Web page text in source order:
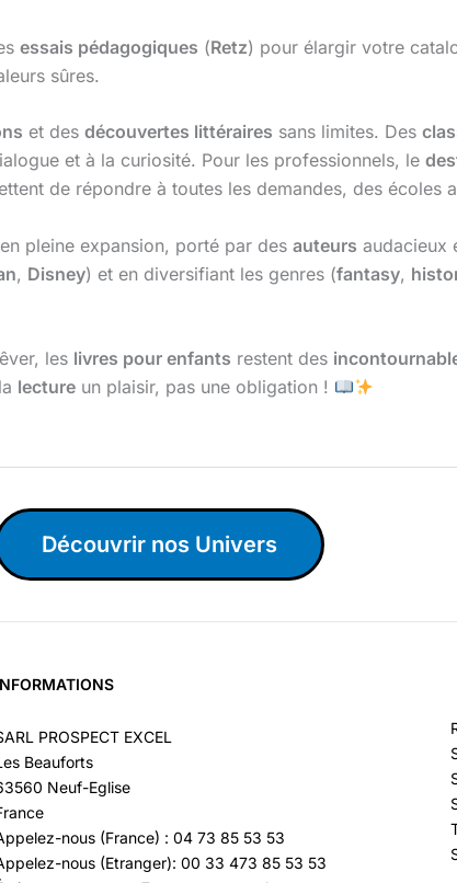
essais pédagogiques (Retz) pour élargir votre
sûres.
et des découvertes littéraires sans limites. Des
et à la curiosité. Pour les professionnels, le
de répondre à toutes les demandes, des écoles
pleine expansion, porté par des auteurs audacieux
, Disney) et en diversifiant les genres (fantasy,
les livres pour enfants restent des
lecture un plaisir, pas une obligation !
Découvrir nos Univers
PROSPECT EXCEL
Beauforts
Neuf-Eglise
nous (France) : 04 73 85 53 53
nous (Etranger): 00 33 473 85 53 53